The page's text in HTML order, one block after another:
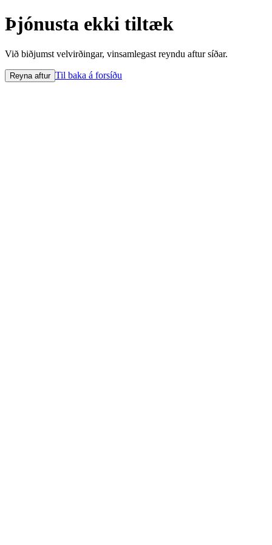
Þjónusta ekki tiltæk
Við biðjumst velvirðingar, vinsamlegast reyndu aftur síðar.
Reyna aftur Til baka á forsíðu